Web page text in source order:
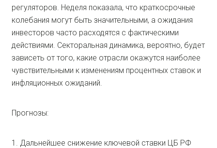
регуляторов. Неделя показала, что краткосрочные
колебания могут быть значительными, а ожидания
инвесторов часто расходятся с фактическими
действиями. Секторальная динамика, вероятно, будет
зависеть от того, какие отрасли окажутся наиболее
чувствительными к изменениям процентных ставок и
инфляционных ожиданий.
Прогнозы:
1. Дальнейшее снижение ключевой ставки ЦБ РФ